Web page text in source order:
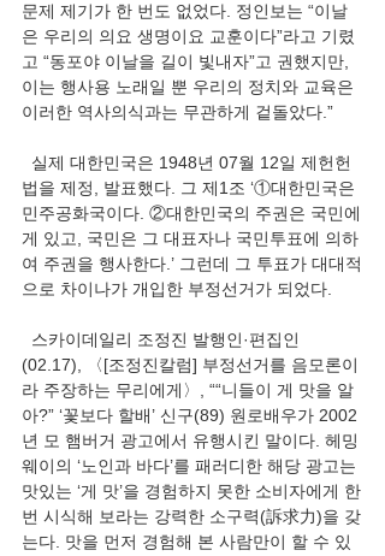
문제 제기가 한 번도 없었다. 정인보는 “이날
은 우리의 의요 생명이요 교훈이다”라고 기렸
고 “동포야 이날을 길이 빛내자”고 권했지만,
이는 행사용 노래일 뿐 우리의 정치와 교육은
이러한 역사의식과는 무관하게 겉돌았다.”
실제 대한민국은 1948년 07월 12일 제헌헌
법을 제정, 발표했다. 그 제1조 ‘①대한민국은
민주공화국이다. ②대한민국의 주권은 국민에
게 있고, 국민은 그 대표자나 국민투표에 의하
여 주권을 행사한다.’ 그런데 그 투표가 대대적
으로 차이나가 개입한 부정선거가 되었다.
스카이데일리 조정진 발행인·편집인
(02.17), 〈[조정진칼럼] 부정선거를 음모론이
라 주장하는 무리에게〉, ““니들이 게 맛을 알
아?” ‘꽃보다 할배’ 신구(89) 원로배우가 2002
년 모 햄버거 광고에서 유행시킨 말이다. 헤밍
웨이의 ‘노인과 바다’를 패러디한 해당 광고는
맛있는 ‘게 맛’을 경험하지 못한 소비자에게 한
번 시식해 보라는 강력한 소구력(訴求力)을 갖
는다. 맛을 먼저 경험해 본 사람만이 할 수 있